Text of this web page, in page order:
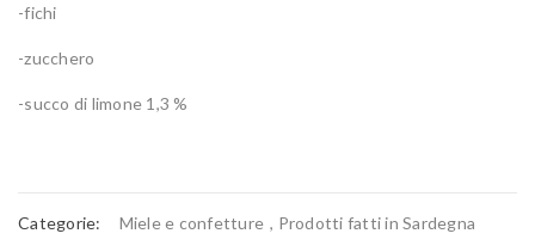
-fichi
-zucchero
-succo di limone 1,3 %
Categorie: Miele e confetture , Prodotti fatti in Sardegna